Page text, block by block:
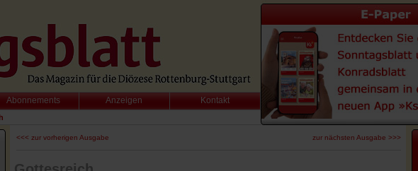
Abonnements Anzeigen Kontakt
<<< zur vorherigen Ausgabe zur nächsten Ausgabe >>>